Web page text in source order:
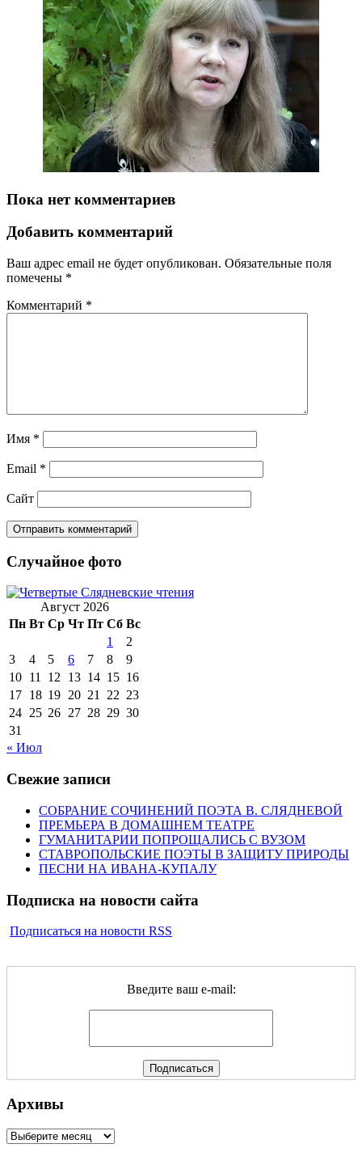
Пока нет комментариев
Добавить комментарий
Ваш адрес email не будет опубликован. Обязательные поля
помечены *
Комментарий *
Имя *
Email *
Сайт
Случайное фото
Август 2026
Пн Вт Ср Чт Пт Сб Вс
1
2
3
4 5 6 7 8
9
10 11 12 13 14 15 16
17 18 19 20 21 22 23
24 25 26 27 28 29 30
31
« Июл
Свежие записи
СОБРАНИЕ СОЧИНЕНИЙ ПОЭТА В. СЛЯДНЕВОЙ
ПРЕМЬЕРА В ДОМАШНЕМ ТЕАТРЕ
ГУМАНИТАРИИ ПОПРОЩАЛИСЬ С ВУЗОМ
СТАВРОПОЛЬСКИЕ ПОЭТЫ В ЗАЩИТУ ПРИРОДЫ
ПЕСНИ НА ИВАНА-КУПАЛУ
Подписка на новости сайта
Подписаться на новости RSS
Введите ваш e-mail:
Архивы
Архивы